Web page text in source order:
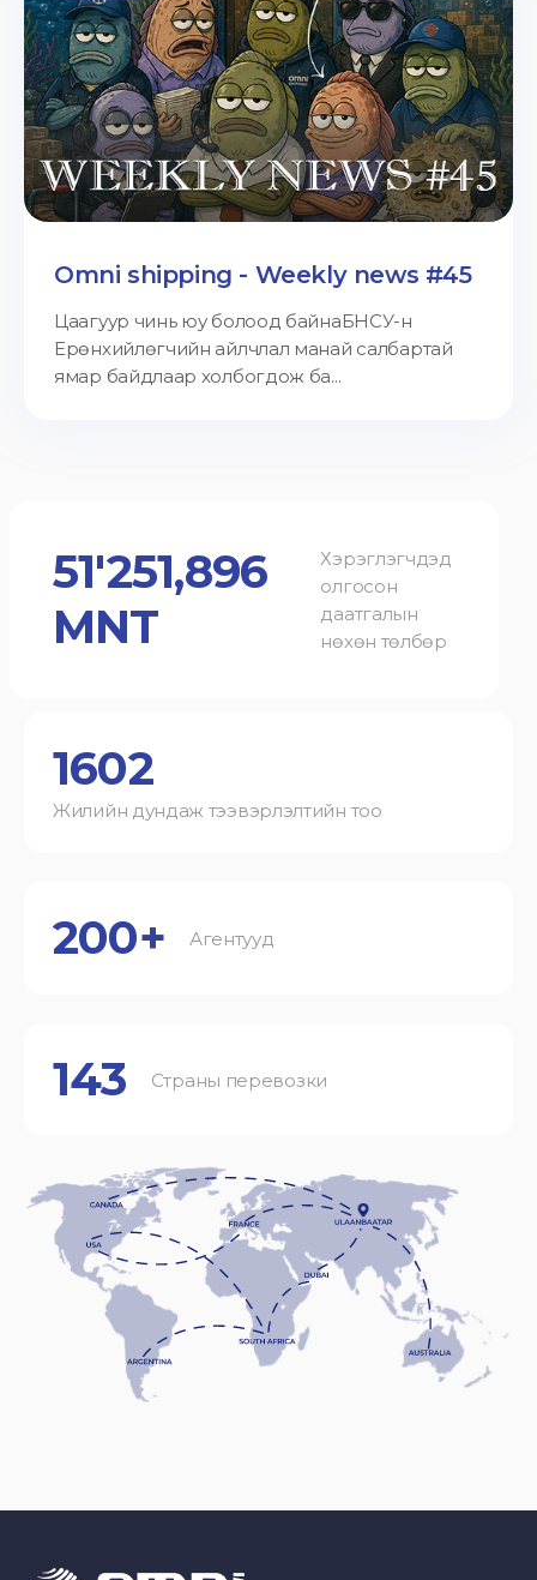
Omni shipping - Weekly news #45
Цаагуур чинь юу болоод байнаБНСУ-н
Ерөнхийлөгчийн айлчлал манай салбартай
ямар байдлаар холбогдож ба...
51'251,896
MNT
Хэрэглэгчдэд
олгосон
даатгалын
нөхөн төлбөр
1602
Жилийн дундаж тээвэрлэлтийн тоо
200+ Агентууд
143 Страны перевозки